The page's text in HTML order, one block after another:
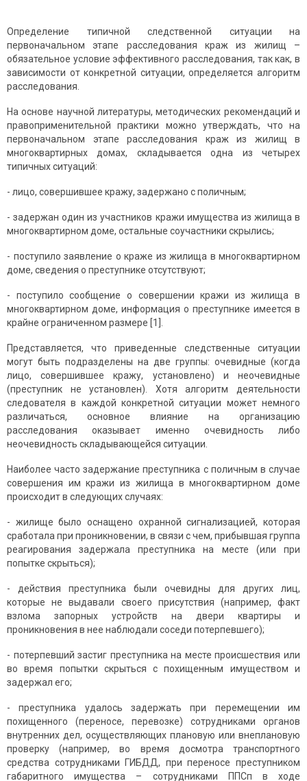
Определение типичной следственной ситуации на
первоначальном этапе расследования краж из жилищ –
обязательное условие эффективного расследования, так как, в
зависимости от конкретной ситуации, определяется алгоритм
расследования.
На основе научной литературы, методических рекомендаций и
правоприменительной практики можно утверждать, что на
первоначальном этапе расследования краж из жилищ в
многоквартирных домах, складывается одна из четырех
типичных ситуаций:
- лицо, совершившее кражу, задержано с поличным;
- задержан один из участников кражи имущества из жилища в
многоквартирном доме, остальные соучастники скрылись;
- поступило заявление о краже из жилища в многоквартирном
доме, сведения о преступнике отсутствуют;
- поступило сообщение о совершении кражи из жилища в
многоквартирном доме, информация о преступнике имеется в
крайне ограниченном размере [1].
Представляется, что приведенные следственные ситуации
могут быть подразделены на две группы: очевидные (когда
лицо, совершившее кражу, установлено) и неочевидные
(преступник не установлен). Хотя алгоритм деятельности
следователя в каждой конкретной ситуации может немного
различаться, основное влияние на организацию
расследования оказывает именно очевидность либо
неочевидность складывающейся ситуации.
Наиболее часто задержание преступника с поличным в случае
совершения им кражи из жилища в многоквартирном доме
происходит в следующих случаях:
- жилище было оснащено охранной сигнализацией, которая
сработала при проникновении, в связи с чем, прибывшая группа
реагирования задержала преступника на месте (или при
попытке скрыться);
- действия преступника были очевидны для других лиц,
которые не выдавали своего присутствия (например, факт
взлома запорных устройств на двери квартиры и
проникновения в нее наблюдали соседи потерпевшего);
- потерпевший застиг преступника на месте происшествия или
во время попытки скрыться с похищенным имуществом и
задержал его;
- преступника удалось задержать при перемещении им
похищенного (переносе, перевозке) сотрудниками органов
внутренних дел, осуществляющих плановую или внеплановую
проверку (например, во время досмотра транспортного
средства сотрудниками ГИБДД, при переносе преступником
габаритного имущества – сотрудниками ППСп в ходе